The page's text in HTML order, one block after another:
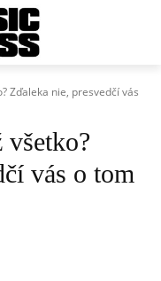
Zďaleka nie, presvedčí vás
vás o tom